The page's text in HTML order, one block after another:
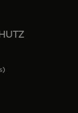
geöffnet
geöffnet